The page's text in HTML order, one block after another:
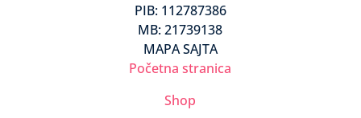
PIB: 112787386
MB: 21739138
MAPA SAJTA
Početna stranica
Shop